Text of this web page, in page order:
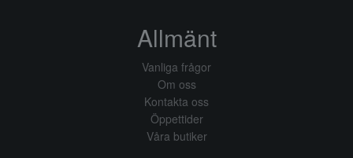
Allmänt
Vanliga frågor
Om oss
Kontakta oss
Öppettider
Våra butiker